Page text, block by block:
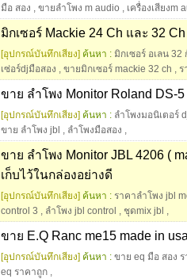
มือ สอง , ขายลำโพง m audio , เครื่องเสียงm
มิกเซอร์ Mackie 24 Ch และ 32
[อุปกรณ์บันทึกเสียง] ค้นหา : มิกเซอร์ อเลน 32
เซ่อร์djมือสอง , ขายมิกเซอร์ mackie 32 ch , ร
ขาย ลำโพง Monitor Roland DS-
[อุปกรณ์บันทึกเสียง] ค้นหา : ลำโพงมอนิเตอร์
ขาย ลำโพง jbl , ลําโพงมือสอง ,
ขาย ลำโพง Monitor JBL 4206 (
เก็บไว้ในกล่องอย่างดี
[อุปกรณ์บันทึกเสียง] ค้นหา : ราคาลำโพง jbl
control 3 , ลําโพง jbl control , ชุดmix jbl ,
ขาย E.Q Ranc me15 made in
[อุปกรณ์บันทึกเสียง] ค้นหา : ขาย eq มือ สอง
eq ราคาถูก ,